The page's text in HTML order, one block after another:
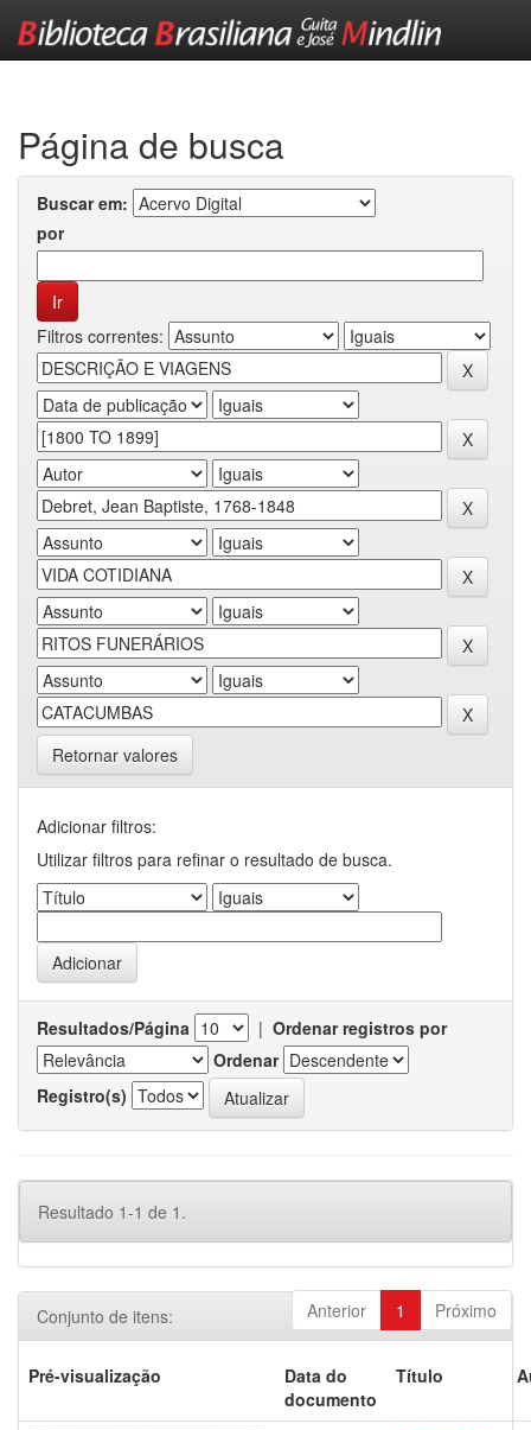
Página de busca
Buscar em:
por
Filtros correntes:
Retornar valores
Adicionar filtros:
Utilizar filtros para refinar o resultado de busca.
Resultados/Página | Ordenar registros por
Ordenar
Registro(s)
Resultado 1-1 de 1.
Anterior 1 Próximo
Conjunto de itens:
Pré-visualização
Data do
documento
Título